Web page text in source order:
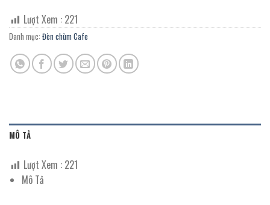
Lượt Xem : 221
Danh mục: Đèn chùm Cafe
MÔ TẢ
Lượt Xem : 221
Mô Tả